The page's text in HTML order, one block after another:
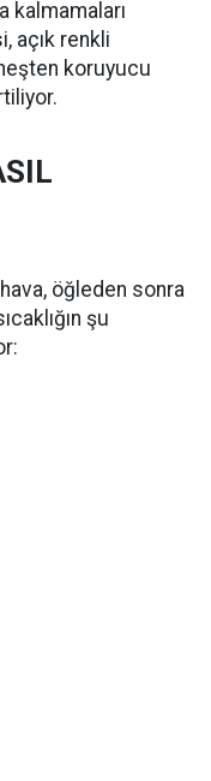
kalmamaları
açık renkli
koruyucu
öğleden sonra
şu